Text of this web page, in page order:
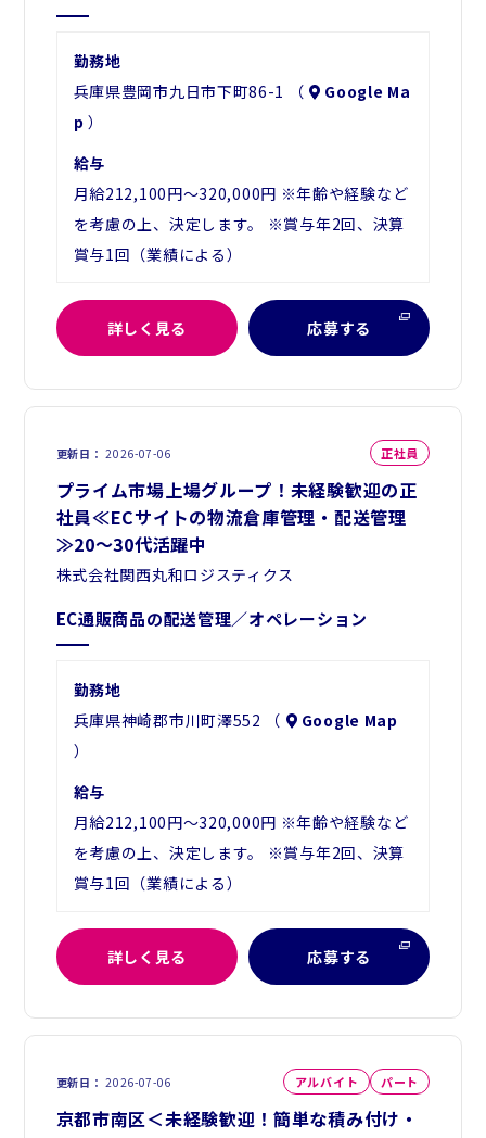
勤務地
兵庫県豊岡市九日市下町86-1 （
Google Ma
p ）
給与
月給212,100円～320,000円 ※年齢や経験など
を考慮の上、決定します。 ※賞与年2回、決算
賞与1回（業績による）
詳しく見る 応募する
更新日 2026-07-06 正社員
プライム市場上場グループ！未経験歓迎の正
社員≪ECサイトの物流倉庫管理・配送管理
≫20～30代活躍中
株式会社関西丸和ロジスティクス
EC通販商品の配送管理／オペレーション
勤務地
兵庫県神崎郡市川町澤552 （
Google Map
）
給与
月給212,100円～320,000円 ※年齢や経験など
を考慮の上、決定します。 ※賞与年2回、決算
賞与1回（業績による）
詳しく見る 応募する
更新日 2026-07-06 アルバイト パート
京都市南区＜未経験歓迎！簡単な積み付け・